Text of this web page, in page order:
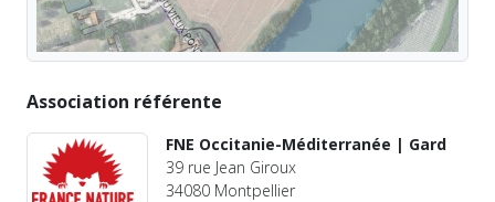
Association référente
FNE Occitanie-Méditerranée | Gard
39 rue Jean Giroux
34080 Montpellier